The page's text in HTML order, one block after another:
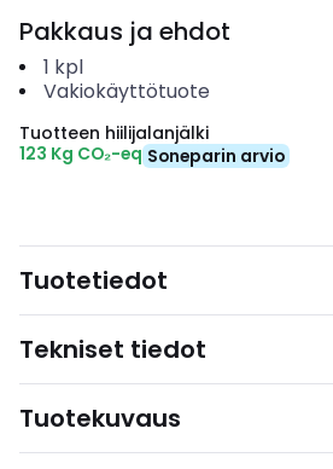
Pakkaus ja ehdot
1 kpl
Vakiokäyttötuote
Tuotteen hiilijalanjälki
123 Kg CO₂-eq Soneparin arvio
Tuotetiedot
Tekniset tiedot
Tuotekuvaus